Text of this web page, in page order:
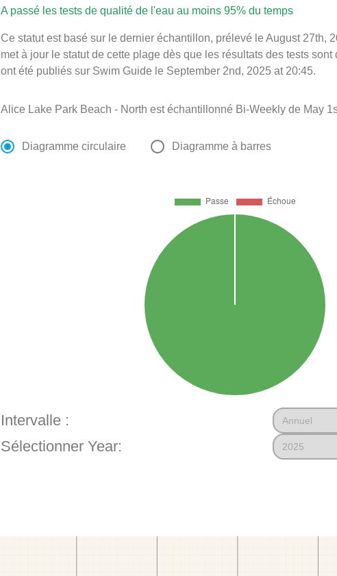
A passé les tests de qualité de l'eau au moins 95% du temps
Ce statut est basé sur le dernier échantillon, prélevé le August 27th,
met à jour le statut de cette plage dès que les résultats des tests
ont été publiés sur Swim Guide le September 2nd, 2025 at 20:45.
Alice Lake Park Beach - North est échantillonné Bi-Weekly de May
Diagramme circulaire Diagramme à barres
Intervalle :
Sélectionner Year: